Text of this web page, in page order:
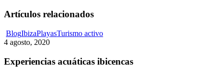
Artículos relacionados
BlogIbizaPlayasTurismo activoExperiencias
4 agosto, 2020
Experiencias acuáticas ibicencas